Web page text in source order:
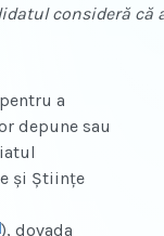
consideră că
a
depune sau
şi Ştiinţe
), dovada